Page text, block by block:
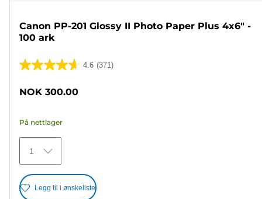
Canon PP-201 Glossy II Photo Paper Plus 4x6" -
100 ark
4.6 (371)
4.6
371
omtaler
NOK 300.00
På nettlager
1
Legg til i ønskeliste